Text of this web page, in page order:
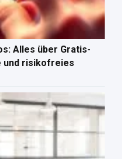
Alles über Gratis-
und risikofreies